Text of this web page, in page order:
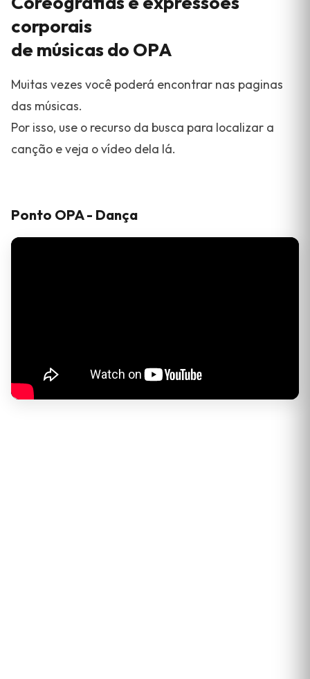
corporais
de músicas do OPA
Muitas vezes você poderá encontrar nas paginas
das músicas.
Por isso, use o recurso da busca para localizar a
canção e veja o vídeo dela lá.
Ponto OPA - Dança